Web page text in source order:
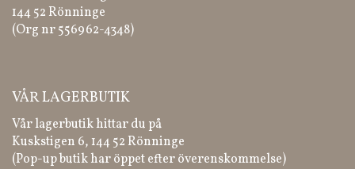
144 52 Rönninge
(Org nr 556962-4348)
VÅR LAGERBUTIK
Vår lagerbutik hittar du på
Kuskstigen 6, 144 52 Rönninge
(Pop-up butik har öppet efter överenskommelse)